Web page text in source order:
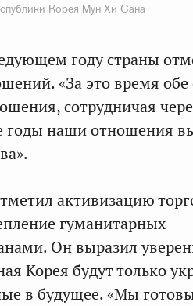
Корея Мун Хи Сана
году страны
«За это время обе
сотрудничая
годы наши отношения
активизацию
гуманитарных
Он выразил
Корея будут только
в будущее. «Мы